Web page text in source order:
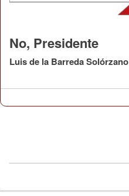
No, Presidente
Luis de la Barreda Solórzano